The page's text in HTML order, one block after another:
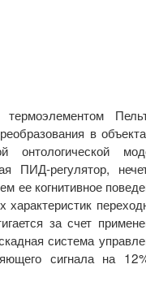
в
ПИД-регулятор,
ее когнитивное
характеристик
за счет
система
сигнала на